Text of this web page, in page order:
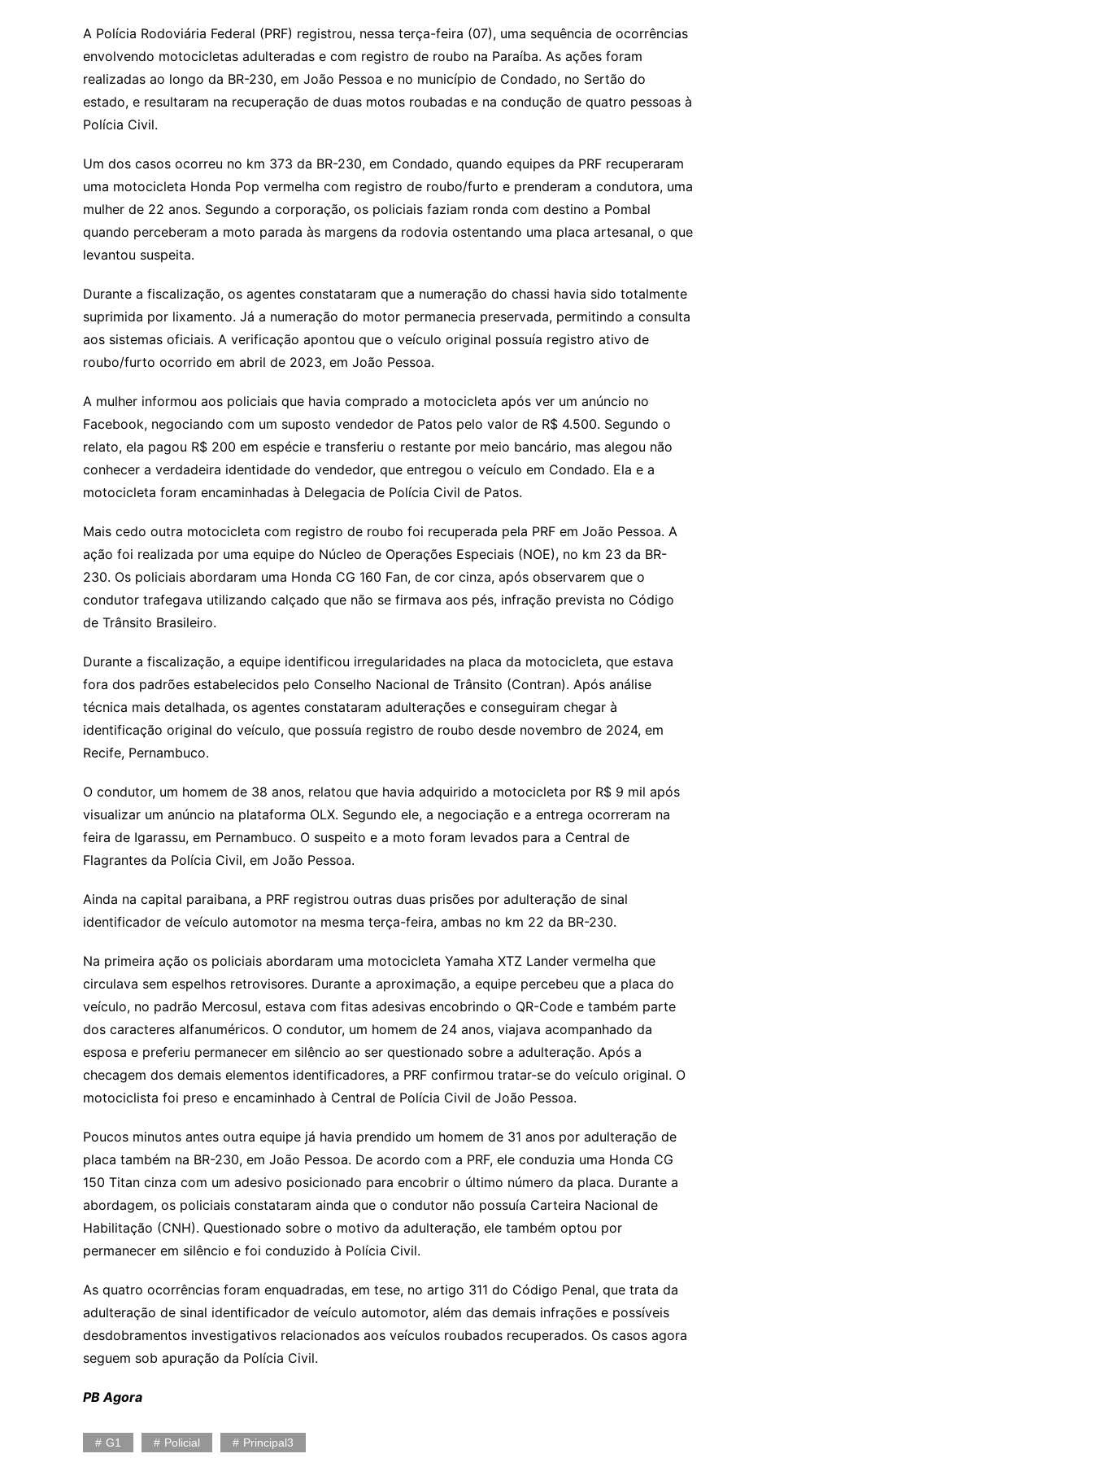
A Polícia Rodoviária Federal (PRF) registrou, nessa terça-feira (07), uma sequência de ocorrências
envolvendo motocicletas adulteradas e com registro de roubo na Paraíba. As ações foram
realizadas ao longo da BR-230, em João Pessoa e no município de Condado, no Sertão do
estado, e resultaram na recuperação de duas motos roubadas e na condução de quatro pessoas à
Polícia Civil.
Um dos casos ocorreu no km 373 da BR-230, em Condado, quando equipes da PRF recuperaram
uma motocicleta Honda Pop vermelha com registro de roubo/furto e prenderam a condutora, uma
mulher de 22 anos. Segundo a corporação, os policiais faziam ronda com destino a Pombal
quando perceberam a moto parada às margens da rodovia ostentando uma placa artesanal, o que
levantou suspeita.
Durante a fiscalização, os agentes constataram que a numeração do chassi havia sido totalmente
suprimida por lixamento. Já a numeração do motor permanecia preservada, permitindo a consulta
aos sistemas oficiais. A verificação apontou que o veículo original possuía registro ativo de
roubo/furto ocorrido em abril de 2023, em João Pessoa.
A mulher informou aos policiais que havia comprado a motocicleta após ver um anúncio no
Facebook, negociando com um suposto vendedor de Patos pelo valor de R$ 4.500. Segundo o
relato, ela pagou R$ 200 em espécie e transferiu o restante por meio bancário, mas alegou não
conhecer a verdadeira identidade do vendedor, que entregou o veículo em Condado. Ela e a
motocicleta foram encaminhadas à Delegacia de Polícia Civil de Patos.
Mais cedo outra motocicleta com registro de roubo foi recuperada pela PRF em João Pessoa. A
ação foi realizada por uma equipe do Núcleo de Operações Especiais (NOE), no km 23 da BR-
230. Os policiais abordaram uma Honda CG 160 Fan, de cor cinza, após observarem que o
condutor trafegava utilizando calçado que não se firmava aos pés, infração prevista no Código
de Trânsito Brasileiro.
Durante a fiscalização, a equipe identificou irregularidades na placa da motocicleta, que estava
fora dos padrões estabelecidos pelo Conselho Nacional de Trânsito (Contran). Após análise
técnica mais detalhada, os agentes constataram adulterações e conseguiram chegar à
identificação original do veículo, que possuía registro de roubo desde novembro de 2024, em
Recife, Pernambuco.
O condutor, um homem de 38 anos, relatou que havia adquirido a motocicleta por R$ 9 mil após
visualizar um anúncio na plataforma OLX. Segundo ele, a negociação e a entrega ocorreram na
feira de Igarassu, em Pernambuco. O suspeito e a moto foram levados para a Central de
Flagrantes da Polícia Civil, em João Pessoa.
Ainda na capital paraibana, a PRF registrou outras duas prisões por adulteração de sinal
identificador de veículo automotor na mesma terça-feira, ambas no km 22 da BR-230.
Na primeira ação os policiais abordaram uma motocicleta Yamaha XTZ Lander vermelha que
circulava sem espelhos retrovisores. Durante a aproximação, a equipe percebeu que a placa do
veículo, no padrão Mercosul, estava com fitas adesivas encobrindo o QR-Code e também parte
dos caracteres alfanuméricos. O condutor, um homem de 24 anos, viajava acompanhado da
esposa e preferiu permanecer em silêncio ao ser questionado sobre a adulteração. Após a
checagem dos demais elementos identificadores, a PRF confirmou tratar-se do veículo original. O
motociclista foi preso e encaminhado à Central de Polícia Civil de João Pessoa.
Poucos minutos antes outra equipe já havia prendido um homem de 31 anos por adulteração de
placa também na BR-230, em João Pessoa. De acordo com a PRF, ele conduzia uma Honda CG
150 Titan cinza com um adesivo posicionado para encobrir o último número da placa. Durante a
abordagem, os policiais constataram ainda que o condutor não possuía Carteira Nacional de
Habilitação (CNH). Questionado sobre o motivo da adulteração, ele também optou por
permanecer em silêncio e foi conduzido à Polícia Civil.
As quatro ocorrências foram enquadradas, em tese, no artigo 311 do Código Penal, que trata da
adulteração de sinal identificador de veículo automotor, além das demais infrações e possíveis
desdobramentos investigativos relacionados aos veículos roubados recuperados. Os casos agora
seguem sob apuração da Polícia Civil.
PB Agora
G1 Policial Principal3